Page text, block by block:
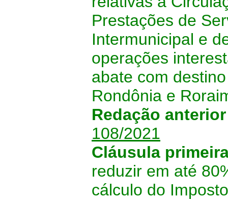
Prestações de
Intermunicipal e
operações
abate com
Rondônia e
Redação
108/2021
Cláusula
reduzir em até
cálculo do